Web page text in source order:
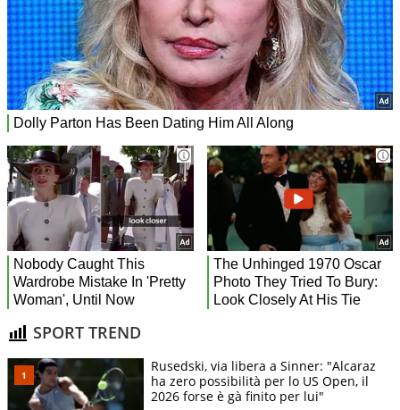
SPORT TREND
Rusedski, via libera a Sinner: "Alcaraz
ha zero possibilità per lo US Open, il
2026 forse è gà finito per lui"